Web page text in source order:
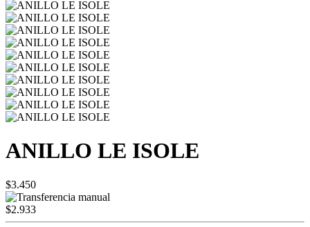
ANILLO LE ISOLE
$3.450
$2.933